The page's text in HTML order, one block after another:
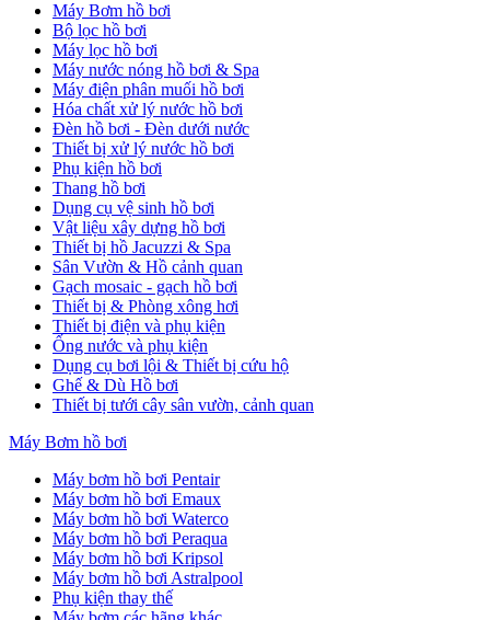
Máy Bơm hồ bơi
Bộ lọc hồ bơi
Máy lọc hồ bơi
Máy nước nóng hồ bơi & Spa
Máy điện phân muối hồ bơi
Hóa chất xử lý nước hồ bơi
Đèn hồ bơi - Đèn dưới nước
Thiết bị xử lý nước hồ bơi
Phụ kiện hồ bơi
Thang hồ bơi
Dụng cụ vệ sinh hồ bơi
Vật liệu xây dựng hồ bơi
Thiết bị hồ Jacuzzi & Spa
Sân Vườn & Hồ cảnh quan
Gạch mosaic - gạch hồ bơi
Thiết bị & Phòng xông hơi
Thiết bị điện và phụ kiện
Ống nước và phụ kiện
Dụng cụ bơi lội & Thiết bị cứu hộ
Ghế & Dù Hồ bơi
Thiết bị tưới cây sân vườn, cảnh quan
Máy Bơm hồ bơi
Máy bơm hồ bơi Pentair
Máy bơm hồ bơi Emaux
Máy bơm hồ bơi Waterco
Máy bơm hồ bơi Peraqua
Máy bơm hồ bơi Kripsol
Máy bơm hồ bơi Astralpool
Phụ kiện thay thế